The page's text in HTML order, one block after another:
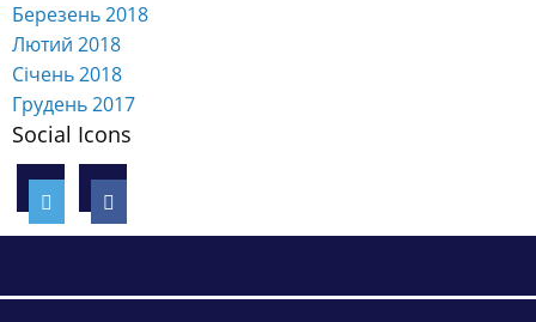
Березень 2018
Лютий 2018
Січень 2018
Грудень 2017
Social Icons